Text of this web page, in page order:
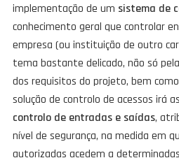
implementação de um sistema de
conhecimento geral que controlar
empresa (ou instituição de outro
tema bastante delicado, não só
dos requisitos do projeto, bem
solução de controlo de acessos irá
controlo de entradas e saídas,
nível de segurança, na medida em
autorizadas acedem a